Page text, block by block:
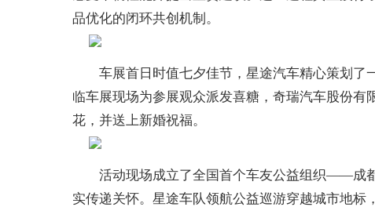
品优化的闭环共创机制。
车展首日时值七夕佳节，星途汽车精心策划了
临车展现场为参展观众派发喜糖，奇瑞汽车股份
花，并送上新婚祝福。
活动现场成立了全国首个车友公益组织——成都
实传递关怀。星途车队领航公益巡游穿越城市地